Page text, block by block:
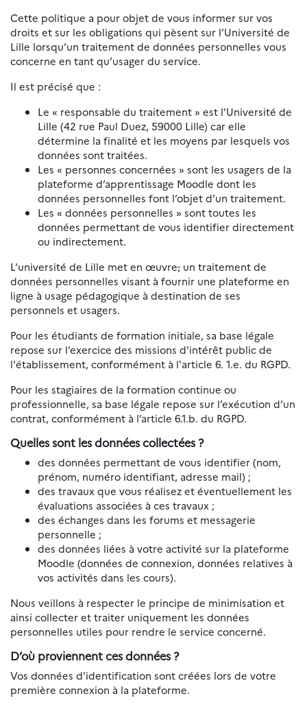
Cette politique a pour objet de vous informer sur vos
droits et sur les obligations qui pèsent sur l’Université de
Lille lorsqu’un traitement de données personnelles vous
concerne en tant qu’usager du service.
Il est précisé que :
Le « responsable du traitement » est l’Université de
Lille (42 rue Paul Duez, 59000 Lille) car elle
détermine la finalité et les moyens par lesquels vos
données sont traitées.
Les « personnes concernées » sont les usagers de la
plateforme d’apprentissage Moodle dont les
données personnelles font l’objet d’un traitement.
Les « données personnelles » sont toutes les
données permettant de vous identifier directement
ou indirectement.
L'université de Lille met en œuvre, un traitement de
données personnelles visant à fournir une plateforme en
ligne à usage pédagogique à destination de ses
personnels et usagers.
Pour les étudiants de formation initiale, sa base légale
repose sur l’exercice des missions d'intérêt public de
l'établissement, conformément à l'article 6. 1.e. du RGPD.
Pour les stagiaires de la formation continue ou
professionnelle, sa base légale repose sur l’exécution d’un
contrat, conformément à l’article 6.1.b. du RGPD.
Quelles sont les données collectées ?
des données permettant de vous identifier (nom,
prénom, numéro identifiant, adresse mail) ;
des travaux que vous réalisez et éventuellement les
évaluations associées à ces travaux ;
des échanges dans les forums et messagerie
personnelle ;
des données liées à votre activité sur la plateforme
Moodle (données de connexion, données relatives à
vos activités dans les cours).
Nous veillons à respecter le principe de minimisation et
ainsi collecter et traiter uniquement les données
personnelles utiles pour rendre le service concerné.
D’où proviennent ces données ?
Vos données d’identification sont créées lors de votre
première connexion à la plateforme.